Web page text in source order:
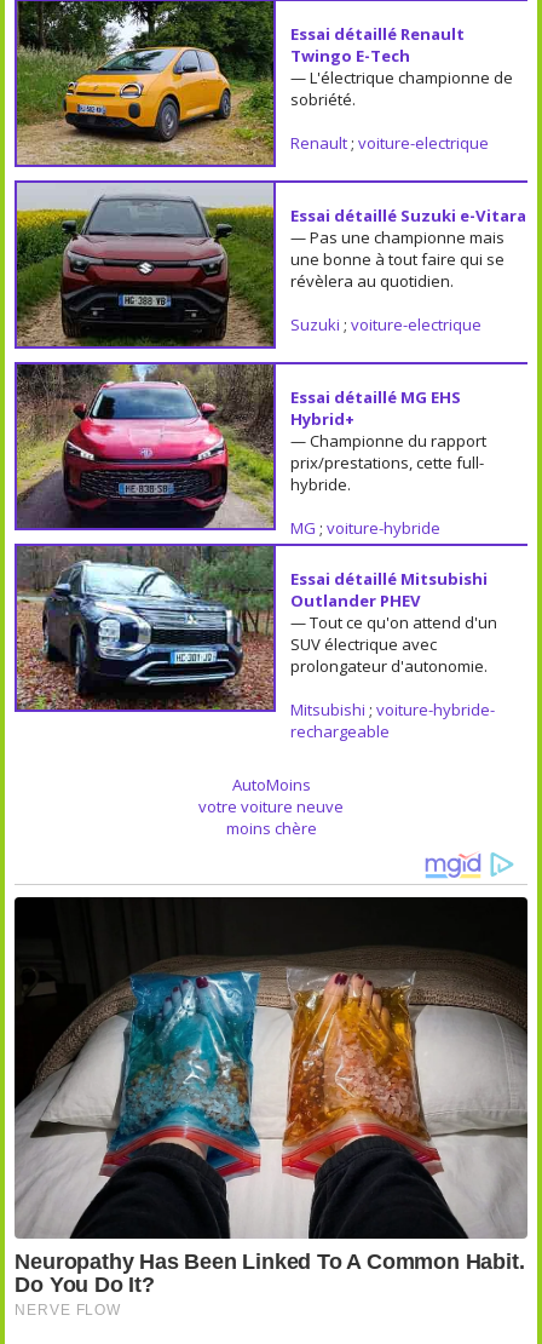
Essai détaillé Renault
Twingo E-Tech
— L'électrique championne de
sobriété.
Renault; voiture-electrique
Essai détaillé Suzuki e-Vitara
— Pas une championne mais
une bonne à tout faire qui se
révèlera au quotidien.
Suzuki ; voiture-electrique
Essai détaillé MG EHS
Hybrid+
— Championne du rapport
prix/prestations, cette full-
hybride.
MG ; voiture-hybride
Essai détaillé Mitsubishi
Outlander PHEV
— Tout ce qu'on attend d'un
SUV électrique avec
prolongateur d'autonomie.
Mitsubishi ; voiture-hybride-
rechargeable
AutoMoins
votre voiture neuve
moins chère